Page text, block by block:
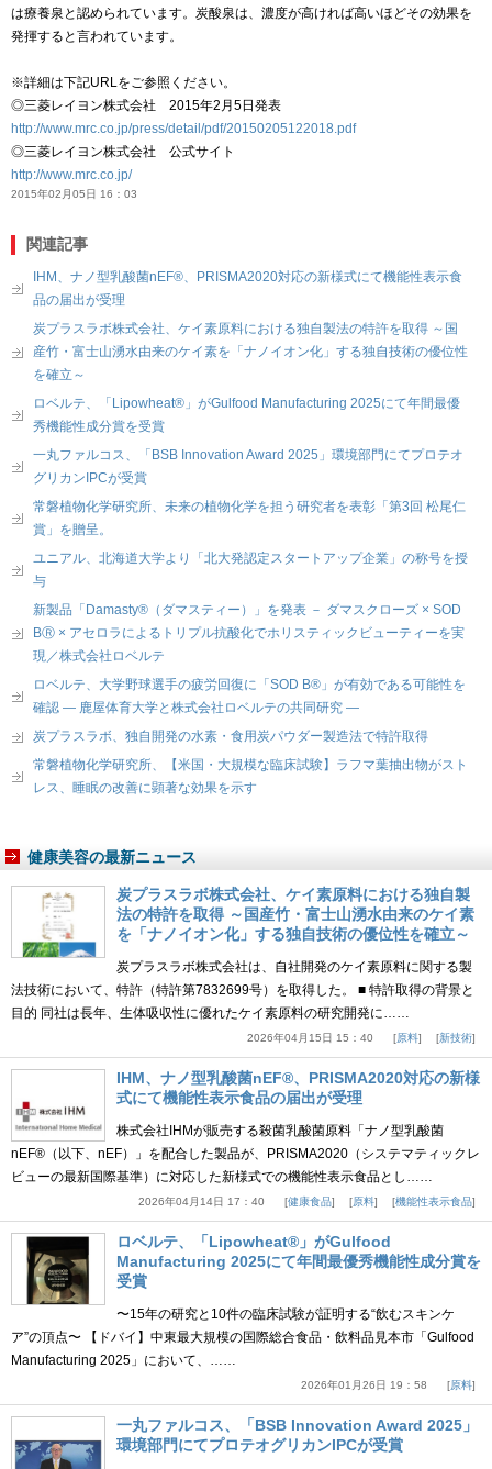
は療養泉と認められています。炭酸泉は、濃度が高ければ高いほどその効果を
発揮すると言われています。
※詳細は下記URLをご参照ください。
◎三菱レイヨン株式会社 2015年2月5日発表
http://www.mrc.co.jp/press/detail/pdf/20150205122018.pdf
◎三菱レイヨン株式会社 公式サイト
http://www.mrc.co.jp/
2015年02月05日 16：03
関連記事
IHM、ナノ型乳酸菌nEF®、PRISMA2020対応の新様式にて機能性表示食
品の届出が受理
炭プラスラボ株式会社、ケイ素原料における独自製法の特許を取得 ～国
産竹・富士山湧水由来のケイ素を「ナノイオン化」する独自技術の優位性
を確立～
ロベルテ、「Lipowheat®」がGulfood Manufacturing 2025にて年間最優
秀機能性成分賞を受賞
一丸ファルコス、「BSB Innovation Award 2025」環境部門にてプロテオ
グリカンIPCが受賞
常磐植物化学研究所、未来の植物化学を担う研究者を表彰「第3回 松尾仁
賞」を贈呈。
ユニアル、北海道大学より「北大発認定スタートアップ企業」の称号を授
与
新製品「Damasty®（ダマスティー）」を発表 － ダマスクローズ × SOD
BⓇ × アセロラによるトリプル抗酸化でホリスティックビューティーを実
現／株式会社ロベルテ
ロベルテ、大学野球選手の疲労回復に「SOD B®」が有効である可能性を
確認 ― 鹿屋体育大学と株式会社ロベルテの共同研究 ―
炭プラスラボ、独自開発の水素・食用炭パウダー製造法で特許取得
常磐植物化学研究所、【米国・大規模な臨床試験】ラフマ葉抽出物がスト
レス、睡眠の改善に顕著な効果を示す
健康美容の最新ニュース
炭プラスラボ株式会社、ケイ素原料における独自製
法の特許を取得 ～国産竹・富士山湧水由来のケイ素
を「ナノイオン化」する独自技術の優位性を確立～
炭プラスラボ株式会社は、自社開発のケイ素原料に関する製
法技術において、特許（特許第7832699号）を取得した。 ■ 特許取得の背景と
目的 同社は長年、生体吸収性に優れたケイ素原料の研究開発に……
2026年04月15日 15：40 原料 新技術
IHM、ナノ型乳酸菌nEF®、PRISMA2020対応の新様
式にて機能性表示食品の届出が受理
株式会社IHMが販売する殺菌乳酸菌原料「ナノ型乳酸菌
nEF®（以下、nEF）」を配合した製品が、PRISMA2020（システマティックレ
ビューの最新国際基準）に対応した新様式での機能性表示食品とし……
2026年04月14日 17：40 健康食品 原料 機能性表示食品
ロベルテ、「Lipowheat®」がGulfood
Manufacturing 2025にて年間最優秀機能性成分賞を
受賞
〜15年の研究と10件の臨床試験が証明する“飲むスキンケ
ア”の頂点〜 【ドバイ】中東最大規模の国際総合食品・飲料品見本市「Gulfood
Manufacturing 2025」において、……
2026年01月26日 19：58 原料
一丸ファルコス、「BSB Innovation Award 2025」
環境部門にてプロテオグリカンIPCが受賞